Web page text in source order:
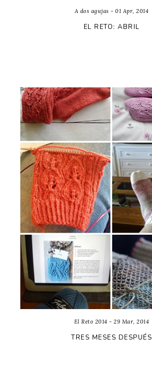
A dos agujas - 01 Apr, 2014
EL RETO: ABRIL
El Reto 2014 - 29 Mar, 2014
TRES MESES DESPUÉS